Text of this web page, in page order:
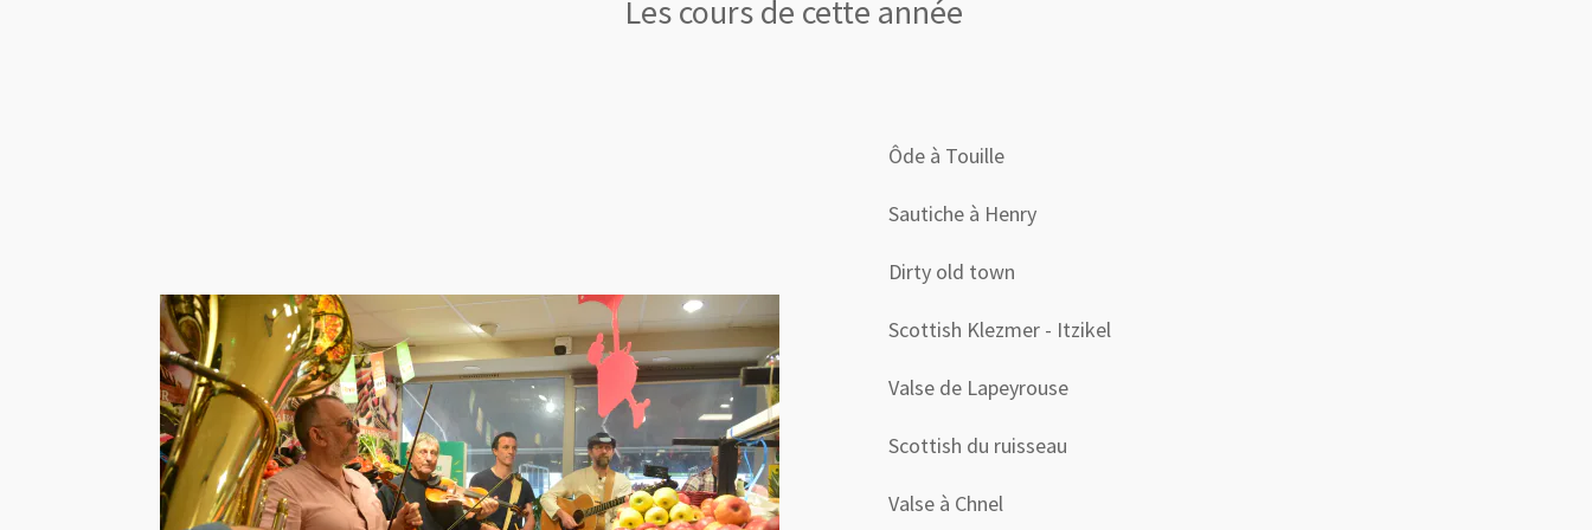
Ôde à Touille
Sautiche à Henry
Dirty old town
Scottish Klezmer - Itzikel
Valse de Lapeyrouse
Scottish du ruisseau
Valse à Chnel
Les cours de cette année